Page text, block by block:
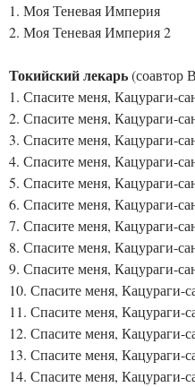
1. Моя Теневая Империя
2. Моя Теневая Империя 2
Токийский лекарь(соавтор
1. Спасите меня, Кацураги-
2. Спасите меня, Кацураги-
3. Спасите меня, Кацураги-
4. Спасите меня, Кацураги-
5. Спасите меня, Кацураги-
6. Спасите меня, Кацураги-
7. Спасите меня, Кацураги-
8. Спасите меня, Кацураги-
9. Спасите меня, Кацураги-
10. Спасите меня, Кацураги-
11. Спасите меня, Кацураги-
12. Спасите меня, Кацураги-
13. Спасите меня, Кацураги-
14. Спасите меня, Кацураги-